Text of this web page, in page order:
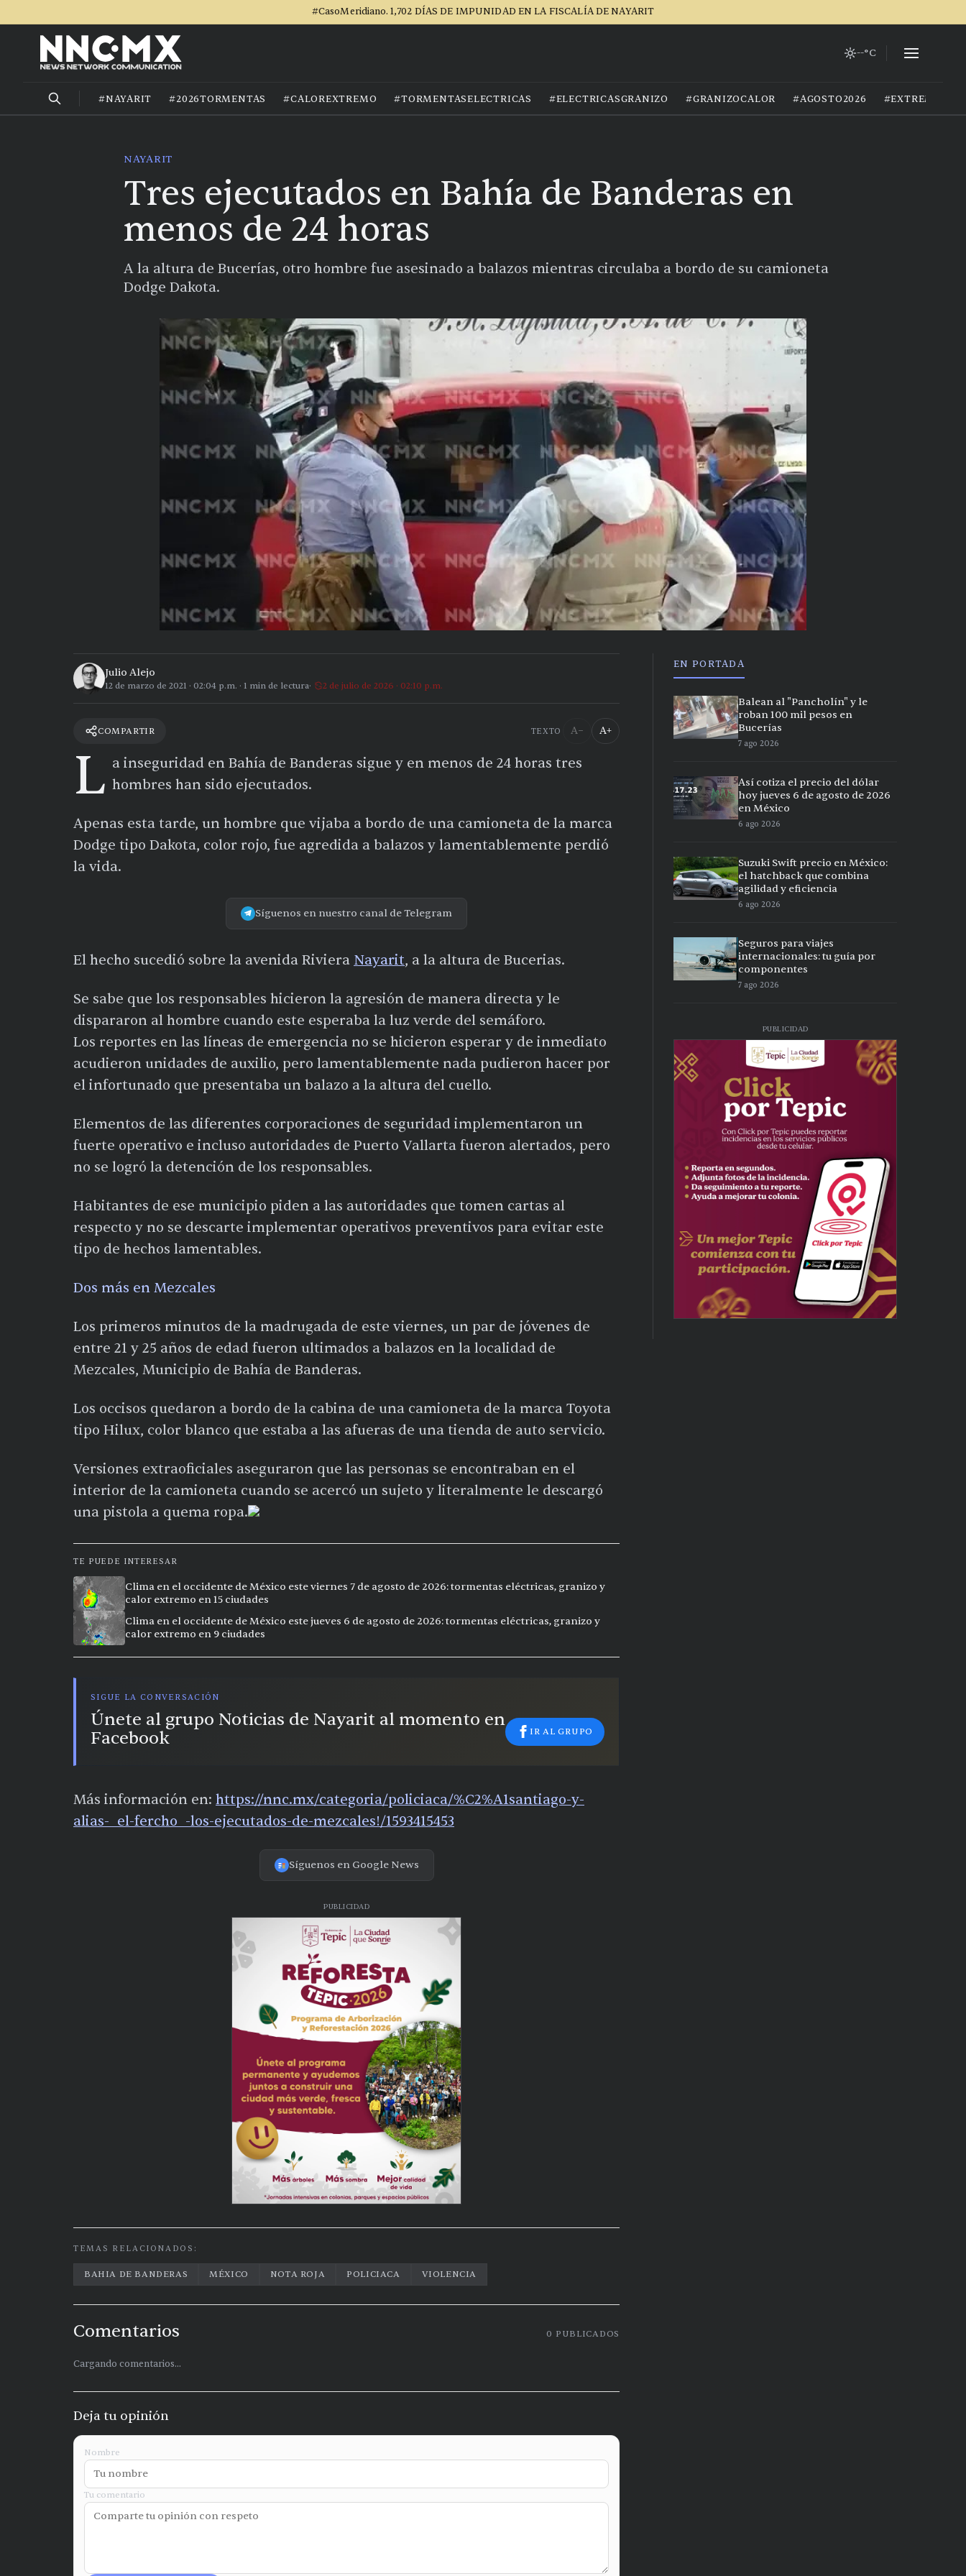
#CasoMeridiano. 1,702 DÍAS DE IMPUNIDAD EN LA FISCALÍA DE NAYARIT
--°C
#NAYARIT #2026TORMENTAS #CALOREXTREMO #TORMENTASELECTRICAS #ELECTRICASGRANIZO #GRANIZOCALOR #AGOSTO2026
NAYARIT
Tres ejecutados en Bahía de Banderas en
menos de 24 horas
A la altura de Bucerías, otro hombre fue asesinado a balazos mientras circulaba a bordo de su camioneta
Dodge Dakota.
Julio Alejo
12 de marzo de 2021 · 02:04 p.m. · 1 min de lectura 2 de julio de 2026 · 02:10 p.m.
COMPARTIR TEXTO A− A+
L a inseguridad en Bahía de Banderas sigue y en menos de 24 horas tres
hombres han sido ejecutados.
Apenas esta tarde, un hombre que vijaba a bordo de una camioneta de la marca
Dodge tipo Dakota, color rojo, fue agredida a balazos y lamentablemente perdió
la vida.
Síguenos en nuestro canal de Telegram
El hecho sucedió sobre la avenida Riviera Nayarit, a la altura de Bucerias.
Se sabe que los responsables hicieron la agresión de manera directa y le
dispararon al hombre cuando este esperaba la luz verde del semáforo.
Los reportes en las líneas de emergencia no se hicieron esperar y de inmediato
acudieron unidades de auxilio, pero lamentablemente nada pudieron hacer por
el infortunado que presentaba un balazo a la altura del cuello.
Elementos de las diferentes corporaciones de seguridad implementaron un
fuerte operativo e incluso autoridades de Puerto Vallarta fueron alertados, pero
no se logró la detención de los responsables.
Habitantes de ese municipio piden a las autoridades que tomen cartas al
respecto y no se descarte implementar operativos preventivos para evitar este
tipo de hechos lamentables.
Dos más en Mezcales
Los primeros minutos de la madrugada de este viernes, un par de jóvenes de
entre 21 y 25 años de edad fueron ultimados a balazos en la localidad de
Mezcales, Municipio de Bahía de Banderas.
Los occisos quedaron a bordo de la cabina de una camioneta de la marca Toyota
tipo Hilux, color blanco que estaba a las afueras de una tienda de auto servicio.
Versiones extraoficiales aseguraron que las personas se encontraban en el
interior de la camioneta cuando se acercó un sujeto y literalmente le descargó
una pistola a quema ropa.
TE PUEDE INTERESAR
Clima en el occidente de México este viernes 7 de agosto de 2026: tormentas eléctricas, granizo y
calor extremo en 15 ciudades
Clima en el occidente de México este jueves 6 de agosto de 2026: tormentas eléctricas, granizo y
calor extremo en 9 ciudades
SIGUE LA CONVERSACIÓN
Únete al grupo Noticias de Nayarit al momento en
Facebook
IR AL GRUPO
Más información en: https://nnc.mx/categoria/policiaca/%C2%A1santiago-y-
alias-_el-fercho_-los-ejecutados-de-mezcales!/1593415453
Síguenos en Google News
PUBLICIDAD
TEMAS RELACIONADOS:
BAHIA DE BANDERAS MÉXICO NOTA ROJA POLICIACA VIOLENCIA
Comentarios 0 PUBLICADOS
Cargando comentarios...
Deja tu opinión
Nombre
Tu comentario
EN PORTADA
Balean al "Pancholín" y le
roban 100 mil pesos en
Bucerías
7 ago 2026
Así cotiza el precio del dólar
hoy jueves 6 de agosto de 2026
en México
6 ago 2026
Suzuki Swift precio en México:
el hatchback que combina
agilidad y eficiencia
6 ago 2026
Seguros para viajes
internacionales: tu guía por
componentes
7 ago 2026
PUBLICIDAD